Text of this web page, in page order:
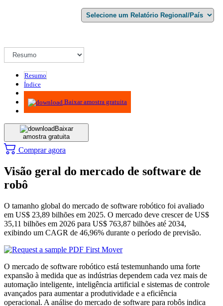
Resumo
Índice
Metodologia
Baixar amostra gratuita
Baixar
amostra gratuita
Comprar agora
Visão geral do mercado de software de
robô
O tamanho global do mercado de software robótico foi avaliado
em US$ 23,89 bilhões em 2025. O mercado deve crescer de US$
35,11 bilhões em 2026 para US$ 763,87 bilhões até 2034,
exibindo um CAGR de 46,96% durante o período de previsão.
O mercado de software robótico está testemunhando uma forte
expansão à medida que as indústrias dependem cada vez mais de
automação inteligente, inteligência artificial e sistemas de controle
avançados para aumentar a produtividade e a eficiência
operacional. A análise do mercado de software para robôs indica